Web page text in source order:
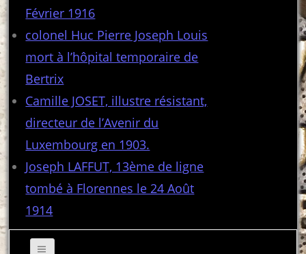
Février 1916
colonel Huc Pierre Joseph Louis
mort à l’hôpital temporaire de
Bertrix
Camille JOSET, illustre résistant,
directeur de l’Avenir du
Luxembourg en 1903.
Joseph LAFFUT, 13ème de ligne
tombé à Florennes le 24 Août
1914